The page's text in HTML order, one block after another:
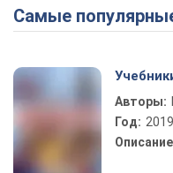
Самые
Авторы:
Год: 2019